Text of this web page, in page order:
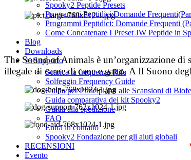
Spooky2 Peptide Presets
Programmi Peptidici:Domande
Programmi Peptidici: Domande Frequenti
Come Concatenare I Preset JW Peptide in
Blog
Downloads
✨ Supporto
Scarica la frequenza Rife
Solfeggio Frequency Guide
Guida per Principianti alle Scansioni di
Guida comparativa dei kit Spooky2
Guida alla spedizione
FAQ
Entra in contatto
Spooky2 Fondazione per gli aiuti globali
RECENSIONI
Evento
The Sound of Animals è un’organizzazione di
illegale di carne di cane e gatto. A Il Suono